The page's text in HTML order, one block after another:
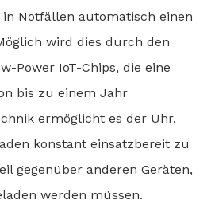
Notfällen automatisch einen
wird dies durch den
Power IoT-Chips, die eine
bis zu einem Jahr
ermöglicht es der Uhr,
konstant einsatzbereit zu
gegenüber anderen Geräten,
werden müssen.